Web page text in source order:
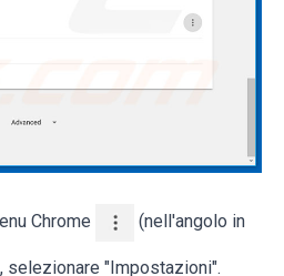
Chrome (nell'angolo in
selezionare "Impostazioni".